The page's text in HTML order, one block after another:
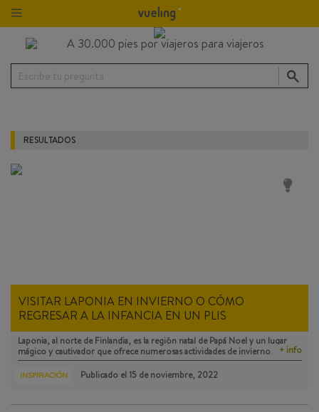
Escribe tu pregunta
RESULTADOS
VISITAR LAPONIA EN INVIERNO O CÓMO
REGRESAR A LA INFANCIA EN UN PLIS
Laponia, al norte de Finlandia, es la región natal de Papá Noel y un lugar
mágico y cautivador que ofrece numerosas actividades de invierno.
+ info
INSPIRACIÓN Publicado el 15 de noviembre, 2022